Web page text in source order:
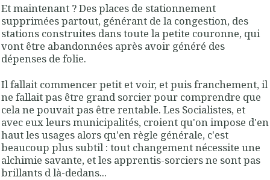
Et maintenant ? Des places de stationnement
supprimées partout, générant de la congestion, des
stations construites dans toute la petite couronne, qui
vont être abandonnées après avoir généré des
dépenses de folie.
Il fallait commencer petit et voir, et puis franchement, il
ne fallait pas être grand sorcier pour comprendre que
cela ne pouvait pas être rentable. Les Socialistes, et
avec eux leurs municipalités, croient qu'on impose d'en
haut les usages alors qu'en règle générale, c'est
beaucoup plus subtil : tout changement nécessite une
alchimie savante, et les apprentis-sorciers ne sont pas
brillants d là-dedans...